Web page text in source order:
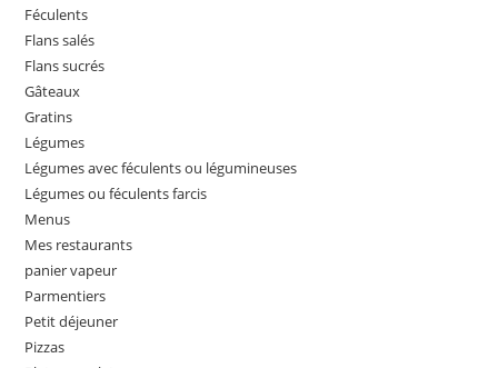
Féculents
Flans salés
Flans sucrés
Gâteaux
Gratins
Légumes
Légumes avec féculents ou légumineuses
Légumes ou féculents farcis
Menus
Mes restaurants
panier vapeur
Parmentiers
Petit déjeuner
Pizzas